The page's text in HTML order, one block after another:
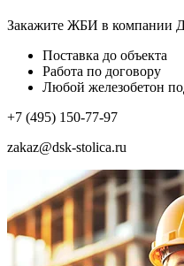
Закажите ЖБИ в компании
Поставка до объекта
Работа по договору
Любой железобетон
+7 (495) 150-77-97
zakaz@dsk-stolica.ru